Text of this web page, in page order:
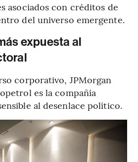
asociados con créditos de
del universo emergente.
expuesta al
corporativo, JPMorgan
es la compañía
al desenlace político.